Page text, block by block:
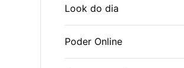
Look do dia
Poder Online